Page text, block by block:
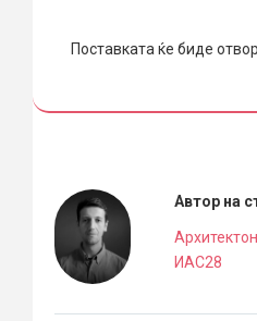
Поставката ќе биде
Автор на
ИАС28